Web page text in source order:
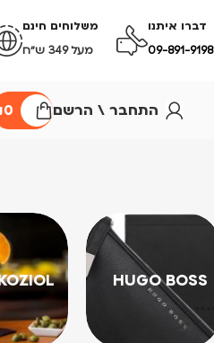
דברו איתנו
09-891-9198
משלוחים חינם
מעל 349 ש״ח
התחבר \ הרשם 0
HUGO BOSS